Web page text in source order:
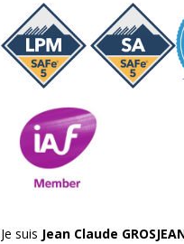
Je suis Jean Claude